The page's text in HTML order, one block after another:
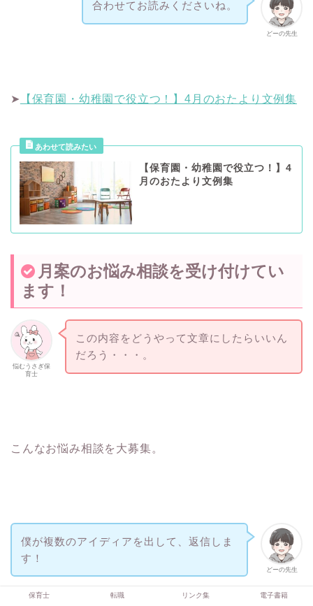
どーの先生
合わせてお読みくださいね。
➤ 【保育園・幼稚園で役立つ！】4月のおたより文例集
【保育園・幼稚園で役立つ！】4
月のおたより文例集
月案のお悩み相談を受け付けてい
ます！
悩むうさぎ保
育士
この内容をどうやって文章にしたらいいん
だろう・・・。
こんなお悩み相談を大募集。
どーの先生
僕が複数のアイディアを出して、返信しま
す！
保育士 転職 リンク集 電子書籍